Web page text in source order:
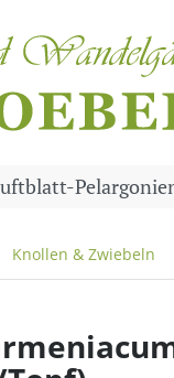
Knollen & Zwiebeln